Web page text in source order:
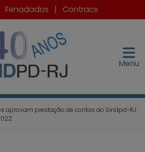
Fenadados | Contracs
Menu
aprovam prestação de contas do Sindpd-RJ